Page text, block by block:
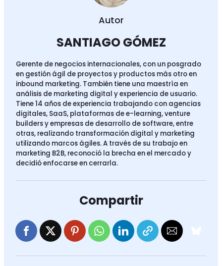
Autor
SANTIAGO GÓMEZ
Gerente de negocios internacionales, con un posgrado
en gestión ágil de proyectos y productos más otro en
inbound marketing. También tiene una maestría en
análisis de marketing digital y experiencia de usuario.
Tiene 14 años de experiencia trabajando con agencias
digitales, SaaS, plataformas de e-learning, venture
builders y empresas de desarrollo de software, entre
otras, realizando transformación digital y marketing
utilizando marcos ágiles. A través de su trabajo en
marketing B2B, reconoció la brecha en el mercado y
decidió enfocarse en cerrarla.
Compartir